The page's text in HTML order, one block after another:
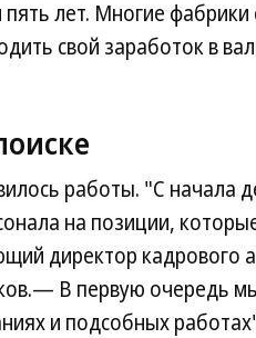
лет. Многие
свой заработок в
работы. "С начала
на позиции,
директор кадрового
В первую очередь
и подсобных